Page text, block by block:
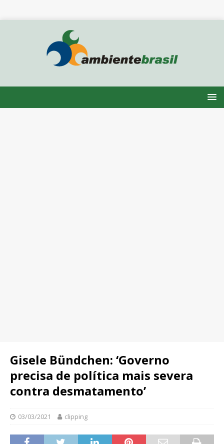
Gisele Bündchen: ‘Governo
precisa de política mais severa
contra desmatamento’
03/03/2021 clipping